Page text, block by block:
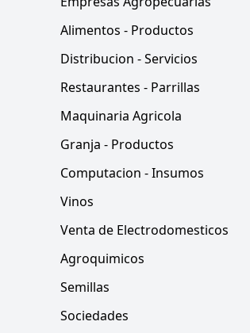
Alimentos - Productos
Distribucion - Servicios
Restaurantes - Parrillas
Maquinaria Agricola
Granja - Productos
Computacion - Insumos
Vinos
Venta de Electrodomesticos
Agroquimicos
Semillas
Sociedades